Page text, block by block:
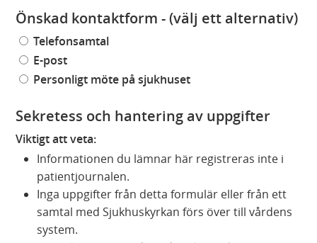
Önskad kontaktform - (välj ett alternativ)
Telefonsamtal
E-post
Personligt möte på sjukhuset
Sekretess och hantering av uppgifter
Viktigt att veta:
Informationen du lämnar här registreras inte i
patientjournalen.
Inga uppgifter från detta formulär eller från ett
samtal med Sjukhuskyrkan förs över till vårdens
system.